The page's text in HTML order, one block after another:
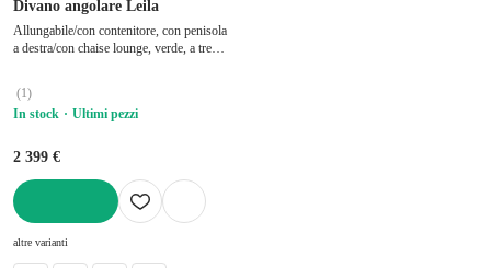
Divano angolare Leila
Allungabile/con contenitore, con penisola
a destra/con chaise lounge, verde, a tre
cm
(1)
In stock
Ultimi pezzi
2 399 €
altre varianti